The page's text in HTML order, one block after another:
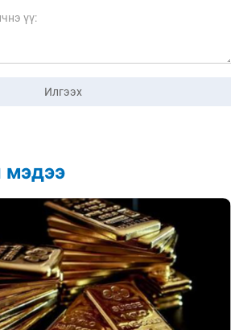
Илгээх
мэдээ